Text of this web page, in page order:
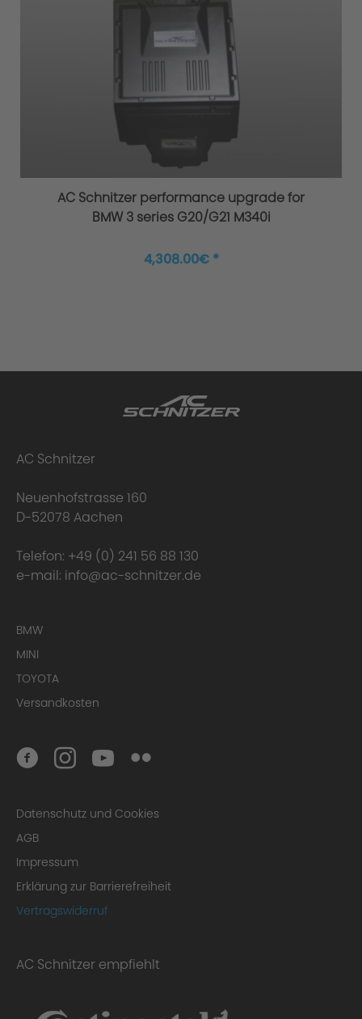
AC Schnitzer performance upgrade for
BMW 3 series G20/G21 M340i
4,308.00€ *
AC Schnitzer
Neuenhofstrasse 160
D-52078 Aachen
Telefon: +49 (0) 241 56 88 130
e-mail: info@ac-schnitzer.de
BMW
MINI
TOYOTA
Versandkosten
Datenschutz und Cookies
AGB
Impressum
Erklärung zur Barrierefreiheit
Vertragswiderruf
AC Schnitzer empfiehlt